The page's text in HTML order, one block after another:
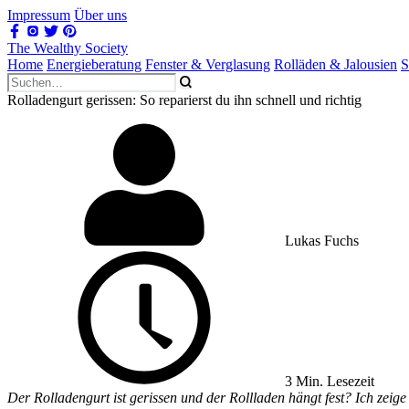
Impressum Über uns
The Wealthy Society
Home Energieberatung Fenster & Verglasung Rolläden & Jalousien
Rolladengurt gerissen: So reparierst du ihn schnell und richtig
Lukas Fuchs
3 Min. Lesezeit
Der Rolladengurt ist gerissen und der Rollladen hängt fest? Ich